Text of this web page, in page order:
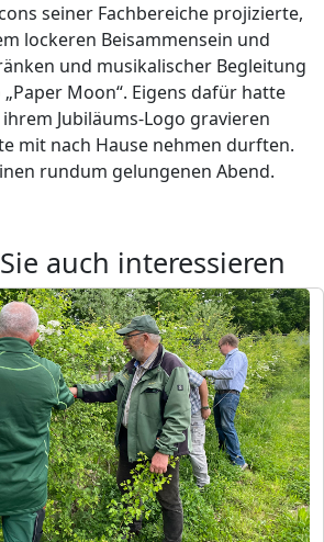
seiner Fachbereiche projizierte,
lockeren Beisammensein und
und musikalischer Begleitung
„Paper Moon“. Eigens dafür hatte
Jubiläums-Logo gravieren
mit nach Hause nehmen durften.
rundum gelungenen Abend.
auch interessieren